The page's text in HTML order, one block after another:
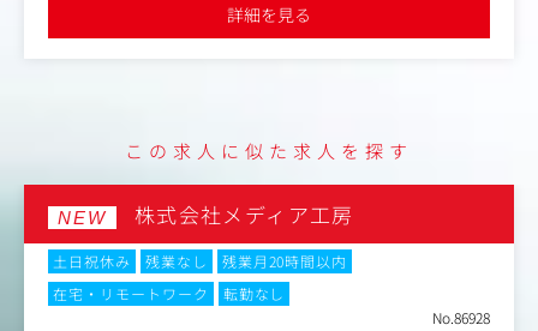
・Google Analytics 4 （GA4）などを活用したデータ分析、
詳細を見る
この求人に似た求人を探す
NEW 株式会社メディア工房
土日祝休み 残業なし
残業月20時間以内
在宅・リモートワーク
転勤なし
No.86928